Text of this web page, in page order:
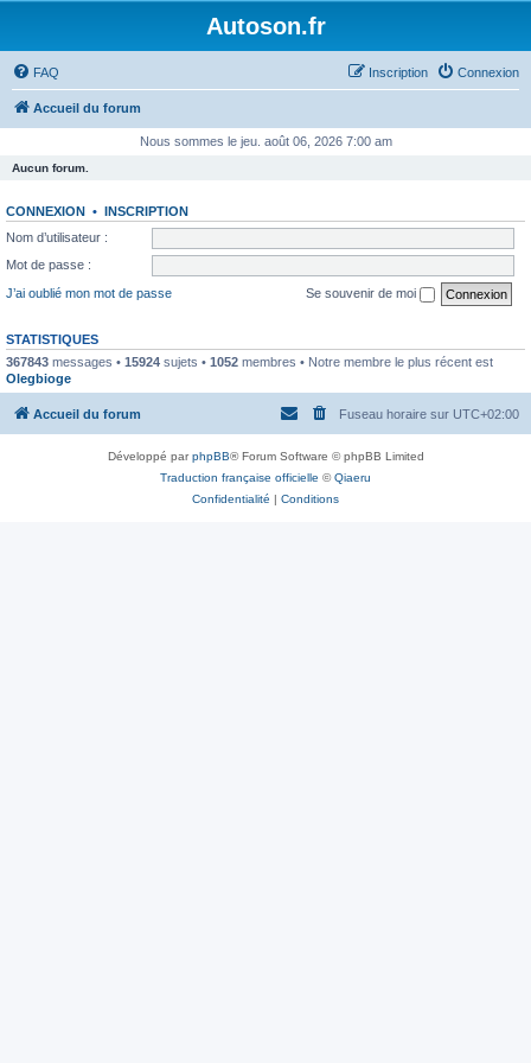
Autoson.fr
FAQ Connexion
Inscription
Accueil du forum
Nous sommes le jeu. août 06, 2026 7:00 am
Aucun forum.
CONNEXION • INSCRIPTION
Nom d’utilisateur :
Mot de passe :
J’ai oublié mon mot de passe
Se souvenir de moi
STATISTIQUES
367843 messages • 15924 sujets • 1052 membres • Notre membre le plus récent est
Olegbioge
Accueil du forum Fuseau horaire sur UTC+02:00
Développé parphpBB® Forum Software © phpBB Limited
Traduction française officielle ©Qiaeru
Confidentialité | Conditions